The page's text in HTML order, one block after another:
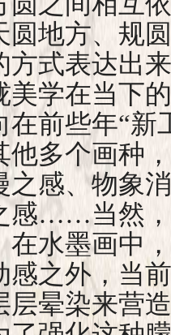
圆地方、规
方式表达出
在当下的
在前些年“新
他多个画种
之感、物象
感……当然
在水墨画中
感之外，当
层晕染来营